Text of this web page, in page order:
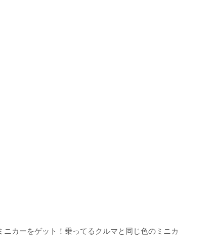
カーをゲット！乗ってるクルマと同じ色のミニカ